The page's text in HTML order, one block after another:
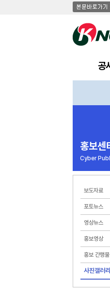
공
홍보센
Cyber
보도자료
포토뉴스
영상뉴스
홍보영상
홍보 간행물
사진갤러리